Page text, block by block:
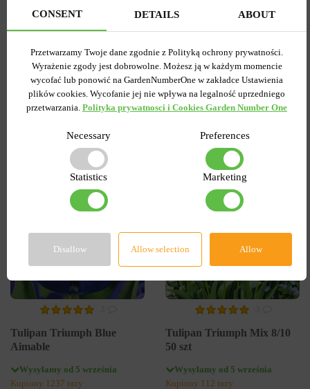
Kupiony 1956 razy
Kod produktu
1308
Ilość w paczce
1
7.58 zł
Kupiony 217 razy
Kod produktu
1467
Ilość w paczce
15.27 zł 6.87 zł
Tulipan Triumph Blue
Aimable
Wysyłamy od 5 września
Kupiony 1237 razy
Tulipan Triumph Mix 8/10
50 szt
Wysyłamy od 5 września
Kupiony 112 razy
CONSENT DETAILS ABOUT
Przetwarzamy Twoje dane zgodnie z Polityką ochrony prywatności.
Wyrażenie zgody jest dobrowolne. Możesz ją w każdym momencie
wycofać lub ponowić na GardenNumberOne w zakładce Ustawienia
plików cookies. Wycofanie jej nie wpływa na legalność uprzedniego
przetwarzania. Polityka prywatnosci i Cookies Garden Number One
Necessary Preferences
Statistics Marketing
Disallow Allow selection Allow